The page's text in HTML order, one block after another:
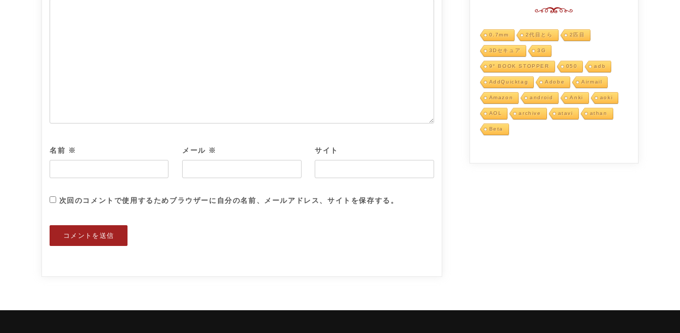
名前 ※ メール ※ サイト
次回のコメントで使用するためブラウザーに自分の名前、メールアドレス、サイトを保存する。
0.7mm 2代目とら 2匹目
3Dセキュア 3G
9° BOOK STOPPER 050 adb
AddQuicktag Adobe Airmail
Amazon android Anki aoki
AOL archive atavi athan
Beta